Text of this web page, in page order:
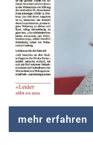
mehr erfahren